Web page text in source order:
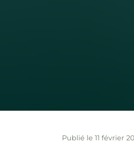
Publié le 11 février